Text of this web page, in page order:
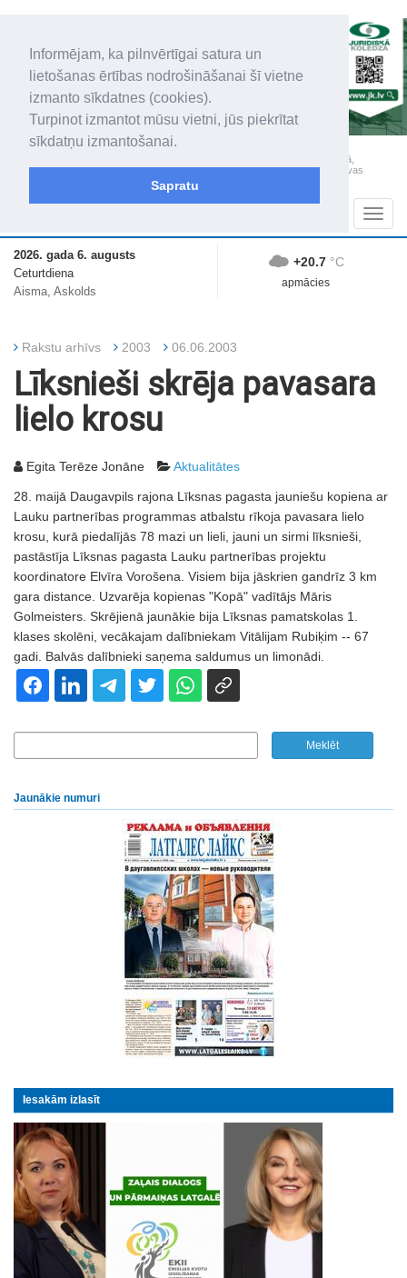
Informējam, ka pilnvērtīgai satura un
lietošanas ērtības nodrošināšanai šī vietne
izmanto sīkdatnes (cookies).
Turpinot izmantot mūsu vietni, jūs piekrītat
sīkdatņu izmantošanai.
Sapratu
„Latgales Laiks” iznāk latviešu un krievu valodās visā Dienvidlatgalē un Sēlijā,
„Latgales Laiks” latviešu valodā aptver Daugavpils valstspilsētu, Augšdaugavas
novadu un apkārtējos novadus un pilsētas.
2026. gada 6. augusts
Ceturtdiena
Aisma, Askolds
+20.7 °C
apmācies
Rakstu arhīvs 2003 06.06.2003
Līksnieši skrēja pavasara
lielo krosu
Egita Terēze Jonāne Aktualitātes
28. maijā Daugavpils rajona Līksnas pagasta jauniešu kopiena ar
Lauku partnerības programmas atbalstu rīkoja pavasara lielo
krosu, kurā piedalījās 78 mazi un lieli, jauni un sirmi līksnieši,
pastāstīja Līksnas pagasta Lauku partnerības projektu
koordinatore Elvīra Vorošena. Visiem bija jāskrien gandrīz 3 km
gara distance. Uzvarēja kopienas "Kopā" vadītājs Māris
Golmeisters. Skrējienā jaunākie bija Līksnas pamatskolas 1.
klases skolēni, vecākajam dalībniekam Vitālijam Rubiķim -- 67
gadi. Balvās dalībnieki saņema saldumus un limonādi.
Jaunākie numuri
Iesakām izlasīt